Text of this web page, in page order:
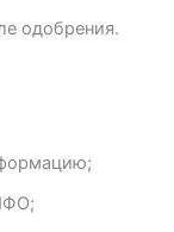
одобрения.